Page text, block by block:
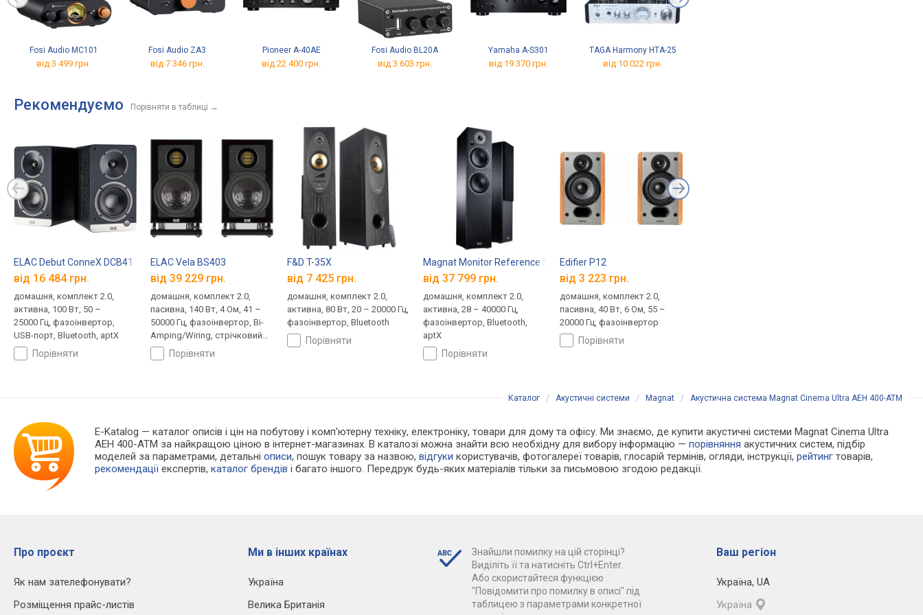
Fosi Audio MC101
від 3 499 грн.
Fosi Audio ZA3
від 7 346 грн.
Pioneer A-40AE
від 22 400 грн.
Fosi Audio BL20A
від 3 603 грн.
Yamaha A-S301
від 19 370 грн.
TAGA Harmony HTA-25
від 10 022 грн.
Рекомендуємо Порівняти в таблиці →
ELAC Debut ConneX DCB41
від 16 484 грн.
домашня, комплект 2.0,
активна, 100 Вт, 50 –
25000 Гц, фазоінвертор,
USB-порт, Bluetooth, aptX
порівняти
ELAC Vela BS403
від 39 229 грн.
домашня, комплект 2.0,
пасивна, 140 Вт, 4 Ом, 41 –
50000 Гц, фазоінвертор, Bi-
Amping/Wiring, стрічковий
випромінювач
порівняти
F&D T-35X
від 7 425 грн.
домашня, комплект 2.0,
активна, 80 Вт, 20 – 20000 Гц,
фазоінвертор, Bluetooth
порівняти
Magnat Monitor Reference 5A
від 37 799 грн.
домашня, комплект 2.0,
активна, 28 – 40000 Гц,
фазоінвертор, Bluetooth,
aptX
порівняти
Edifier P12
від 3 223 грн.
домашня, комплект 2.0,
пасивна, 40 Вт, 6 Ом, 55 –
20000 Гц, фазоінвертор
порівняти
Каталог / Акустичні системи / Magnat / Акустична система Magnat Cinema Ultra AEH 400-ATM
E-Katalog — каталог описів і цін на побутову і комп'ютерну техніку, електроніку, товари для дому та офісу. Ми знаємо, де купити акустичні системи Magnat Cinema Ultra
AEH 400-ATM за найкращою ціною в інтернет-магазинах. В каталозі можна знайти всю необхідну для вибору інформацію —порівняння акустичних систем, підбір
моделей за параметрами, детальніописи, пошук товару за назвою,відгуки користувачів, фотогалереї товарів, глосарій термінів, огляди, інструкції,рейтинг товарів,
рекомендації експертів,каталог брендів і багато іншого. Передрук будь-яких матеріалів тільки за письмовою згодою редакції.
Про проєкт
Як нам зателефонувати?
Розміщення прайс-листів
Ми в інших країнах
Україна
Велика Британія
Знайшли помилку на цій сторінці?
Виділіть її та натисніть Ctrl+Enter.
Або скористайтеся функцією
"Повідомити про помилку в описі" під
таблицею з параметрами конкретної
Ваш регіон
Україна, UA
Україна